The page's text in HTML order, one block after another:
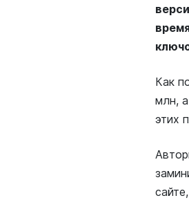
Как
млн,
этих